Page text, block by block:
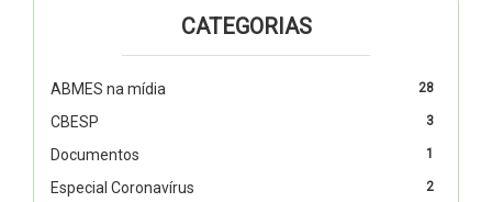
CATEGORIAS
28
ABMES na mídia
3
CBESP
1
Documentos
2
Especial Coronavírus